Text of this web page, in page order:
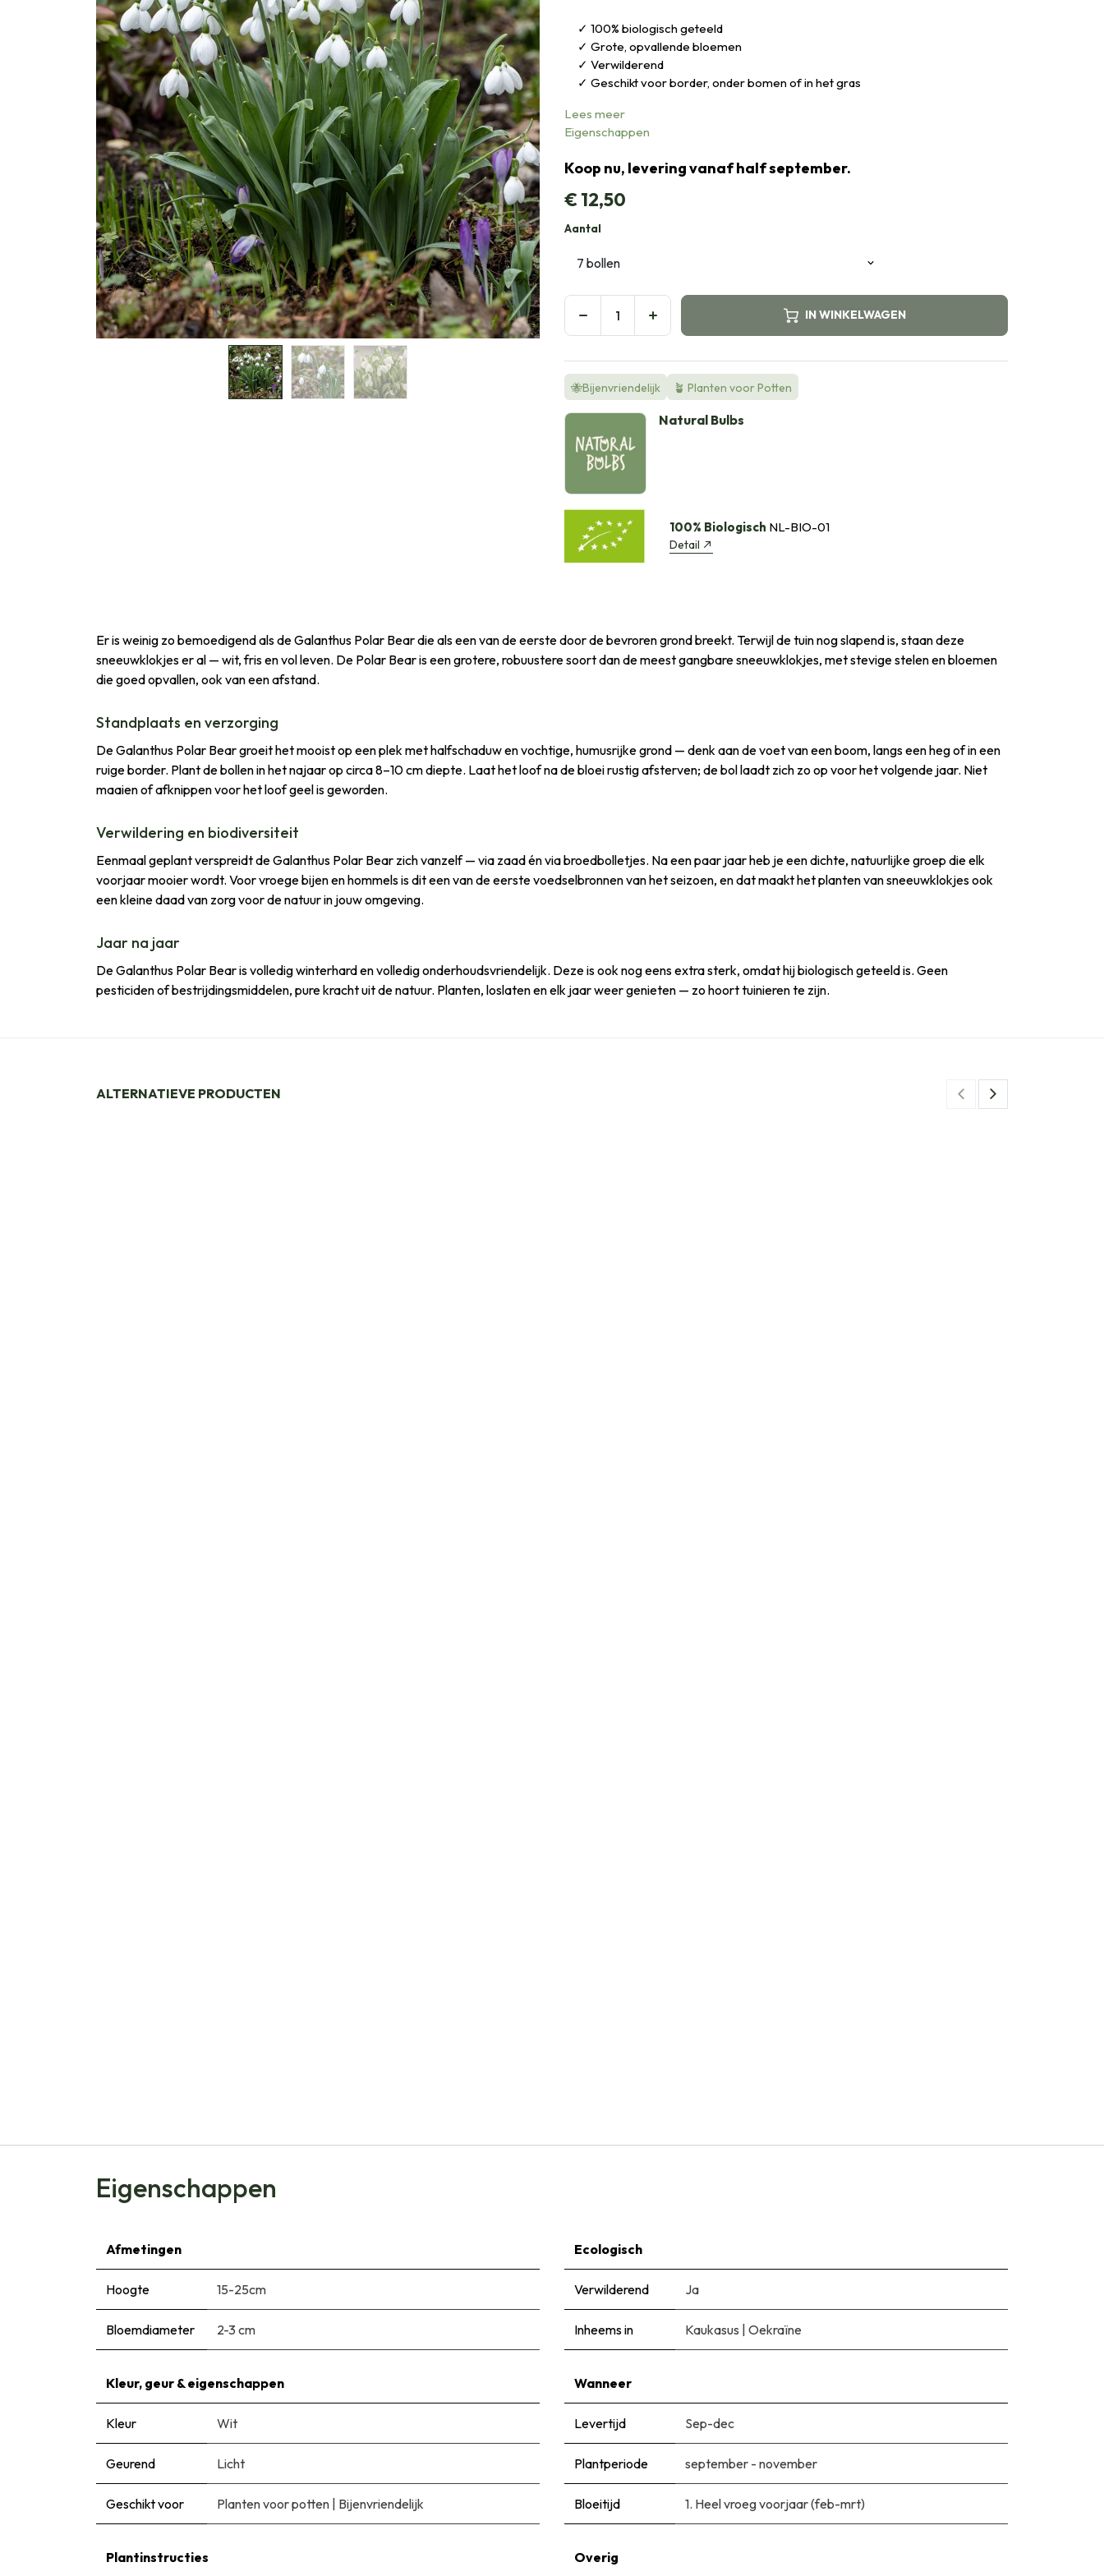
100% biologisch geteeld
Grote, opvallende bloemen
Verwilderend
Geschikt voor border, onder bomen of in het gras
Lees meer
Eigenschappen
Koop nu, levering vanaf half september.
€12,50
Aantal
IN WINKELWAGEN
🐝Bijenvriendelijk 🪴 Planten voor Potten
Natural Bulbs
100% Biologisch NL-BIO-01
Detail
Er is weinig zo bemoedigend als de Galanthus Polar Bear die als een van de eerste door de bevroren grond breekt. Terwijl de tuin nog slapend is, staan deze
sneeuwklokjes er al — wit, fris en vol leven. De Polar Bear is een grotere, robuustere soort dan de meest gangbare sneeuwklokjes, met stevige stelen en bloemen
die goed opvallen, ook van een afstand.
Standplaats en verzorging
De Galanthus Polar Bear groeit het mooist op een plek met halfschaduw en vochtige, humusrijke grond — denk aan de voet van een boom, langs een heg of in een
ruige border. Plant de bollen in het najaar op circa 8–10 cm diepte. Laat het loof na de bloei rustig afsterven; de bol laadt zich zo op voor het volgende jaar. Niet
maaien of afknippen voor het loof geel is geworden.
Verwildering en biodiversiteit
Eenmaal geplant verspreidt de Galanthus Polar Bear zich vanzelf — via zaad én via broedbolletjes. Na een paar jaar heb je een dichte, natuurlijke groep die elk
voorjaar mooier wordt. Voor vroege bijen en hommels is dit een van de eerste voedselbronnen van het seizoen, en dat maakt het planten van sneeuwklokjes ook
een kleine daad van zorg voor de natuur in jouw omgeving.
Jaar na jaar
De Galanthus Polar Bear is volledig winterhard en volledig onderhoudsvriendelijk. Deze is ook nog eens extra sterk, omdat hij biologisch geteeld is. Geen
pesticiden of bestrijdingsmiddelen, pure kracht uit de natuur. Planten, loslaten en elk jaar weer genieten — zo hoort tuinieren te zijn.
ALTERNATIEVE PRODUCTEN
Eigenschappen
Afmetingen
Hoogte 15-25cm
Bloemdiameter 2-3 cm
Ecologisch
Verwilderend Ja
Inheems in Kaukasus | Oekraïne
Kleur, geur & eigenschappen
Kleur Wit
Geurend Licht
Geschikt voor Planten voor potten | Bijenvriendelijk
Wanneer
Levertijd Sep-dec
Plantperiode september - november
Bloeitijd 1. Heel vroeg voorjaar (feb-mrt)
Plantinstructies Overig